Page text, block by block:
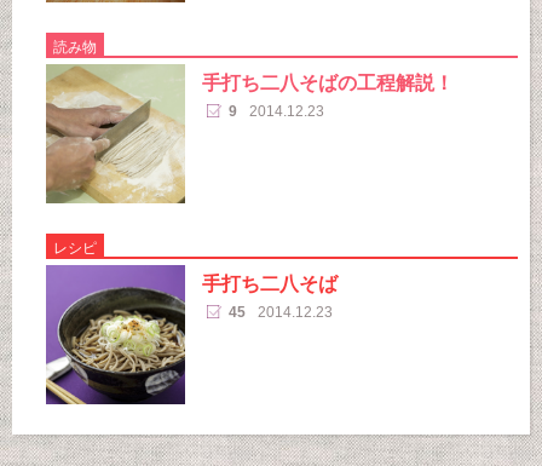
読み物
手打ち二八そばの工程解説！
9 2014.12.23
レシピ
手打ち二八そば
45 2014.12.23